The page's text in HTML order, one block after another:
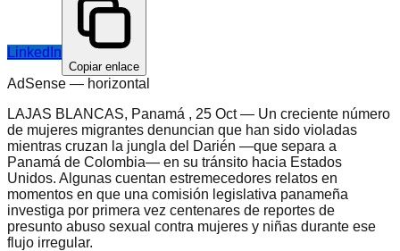
LinkedIn
Copiar enlace
AdSense — horizontal
LAJAS BLANCAS, Panamá , 25 Oct — Un creciente número
de mujeres migrantes denuncian que han sido violadas
mientras cruzan la jungla del Darién —que separa a
Panamá de Colombia— en su tránsito hacia Estados
Unidos. Algunas cuentan estremecedores relatos en
momentos en que una comisión legislativa panameña
investiga por primera vez centenares de reportes de
presunto abuso sexual contra mujeres y niñas durante ese
flujo irregular.